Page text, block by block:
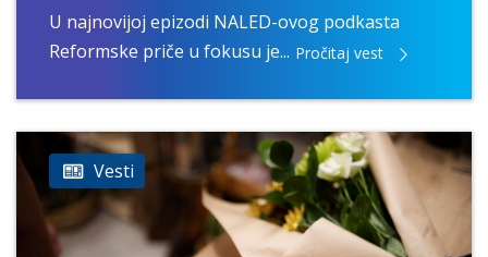
U najnovijoj epizodi NALED-ovog podkasta
Reformske priče u fokusu je... Pročitaj vest
Vesti